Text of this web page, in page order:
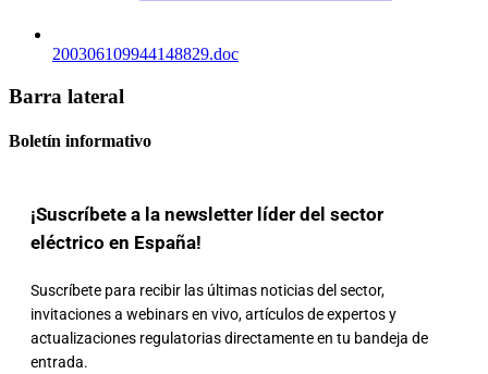
200306109944148829.doc
Barra lateral
Boletín informativo
¡Suscríbete a la newsletter líder del sector
eléctrico en España!
Suscríbete para recibir las últimas noticias del sector,
invitaciones a webinars en vivo, artículos de expertos y
actualizaciones regulatorias directamente en tu bandeja de
entrada.